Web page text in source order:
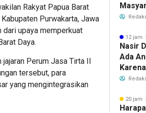
Rakyat Papua Barat
Purwakarta, Jawa
upaya memperkuat
Daya.
Perum Jasa Tirta II
tersebut, para
yang mengintegrasikan
Polwan
12 jam
Nasir
Ada
20 jam